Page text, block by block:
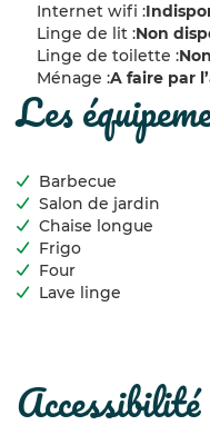
Internet wifi :
Linge de lit :Non
Linge de toilette :
Ménage :A faire par
les
Barbecue
Salon de jardin
Chaise longue
Frigo
Four
Lave linge
accessibilité